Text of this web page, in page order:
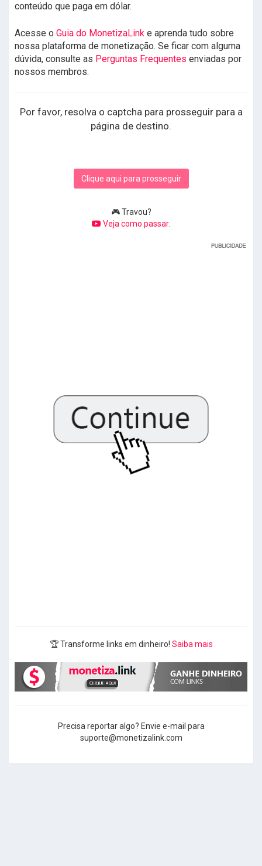
conteúdo que paga em dólar.
Acesse o Guia do MonetizaLink e aprenda tudo sobre
nossa plataforma de monetização. Se ficar com alguma
dúvida, consulte as Perguntas Frequentes enviadas por
nossos membros.
Por favor, resolva o captcha para prosseguir para a
página de destino.
Clique aqui para prosseguir
🎮 Travou?
Veja como passar.
🏆 Transforme links em dinheiro! Saiba mais
Precisa reportar algo? Envie e-mail para
suporte@monetizalink.com